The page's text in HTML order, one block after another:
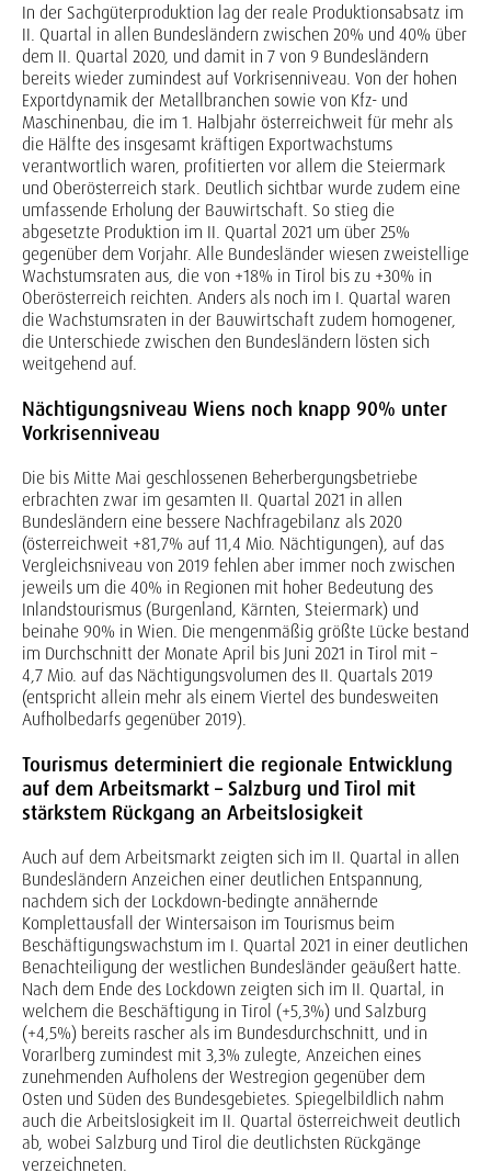
In der Sachgüterproduktion lag der reale Produktionsabsatz im
II. Quartal in allen Bundesländern zwischen 20% und 40% über
dem II. Quartal 2020, und damit in 7 von 9 Bundesländern
bereits wieder zumindest auf Vorkrisenniveau. Von der hohen
Exportdynamik der Metallbranchen sowie von Kfz- und
Maschinenbau, die im 1. Halbjahr österreichweit für mehr als
die Hälfte des insgesamt kräftigen Exportwachstums
verantwortlich waren, profitierten vor allem die Steiermark
und Oberösterreich stark. Deutlich sichtbar wurde zudem eine
umfassende Erholung der Bauwirtschaft. So stieg die
abgesetzte Produktion im II. Quartal 2021 um über 25%
gegenüber dem Vorjahr. Alle Bundesländer wiesen zweistellige
Wachstumsraten aus, die von +18% in Tirol bis zu +30% in
Oberösterreich reichten. Anders als noch im I. Quartal waren
die Wachstumsraten in der Bauwirtschaft zudem homogener,
die Unterschiede zwischen den Bundesländern lösten sich
weitgehend auf.
Nächtigungsniveau Wiens noch knapp 90% unter
Vorkrisenniveau
Die bis Mitte Mai geschlossenen Beherbergungsbetriebe
erbrachten zwar im gesamten II. Quartal 2021 in allen
Bundesländern eine bessere Nachfragebilanz als 2020
(österreichweit +81,7% auf 11,4 Mio. Nächtigungen), auf das
Vergleichsniveau von 2019 fehlen aber immer noch zwischen
jeweils um die 40% in Regionen mit hoher Bedeutung des
Inlandstourismus (Burgenland, Kärnten, Steiermark) und
beinahe 90% in Wien. Die mengenmäßig größte Lücke bestand
im Durchschnitt der Monate April bis Juni 2021 in Tirol mit –
4,7 Mio. auf das Nächtigungsvolumen des II. Quartals 2019
(entspricht allein mehr als einem Viertel des bundesweiten
Aufholbedarfs gegenüber 2019).
Tourismus determiniert die regionale Entwicklung
auf dem Arbeitsmarkt – Salzburg und Tirol mit
stärkstem Rückgang an Arbeitslosigkeit
Auch auf dem Arbeitsmarkt zeigten sich im II. Quartal in allen
Bundesländern Anzeichen einer deutlichen Entspannung,
nachdem sich der Lockdown-bedingte annähernde
Komplettausfall der Wintersaison im Tourismus beim
Beschäftigungswachstum im I. Quartal 2021 in einer deutlichen
Benachteiligung der westlichen Bundesländer geäußert hatte.
Nach dem Ende des Lockdown zeigten sich im II. Quartal, in
welchem die Beschäftigung in Tirol (+5,3%) und Salzburg
(+4,5%) bereits rascher als im Bundesdurchschnitt, und in
Vorarlberg zumindest mit 3,3% zulegte, Anzeichen eines
zunehmenden Aufholens der Westregion gegenüber dem
Osten und Süden des Bundesgebietes. Spiegelbildlich nahm
auch die Arbeitslosigkeit im II. Quartal österreichweit deutlich
ab, wobei Salzburg und Tirol die deutlichsten Rückgänge
verzeichneten.